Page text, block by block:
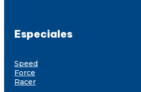
Especiales
Speed
Force
Racer